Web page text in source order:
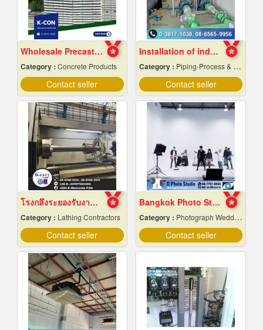
Wholesale Precast Concrete Slabs, Samut Prakan
Category : Concrete Products
Contact seller
Installation of industrial piping work
Category : Piping-Process & Industrial
Contact seller
โรงกลึงระยองรับงานผลิตด่วน
Category : Lathing Contractors
Contact seller
Bangkok Photo Studio
Category : Photograph Wedding Studio
Contact seller